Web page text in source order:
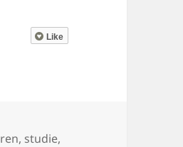
Like
, studie,